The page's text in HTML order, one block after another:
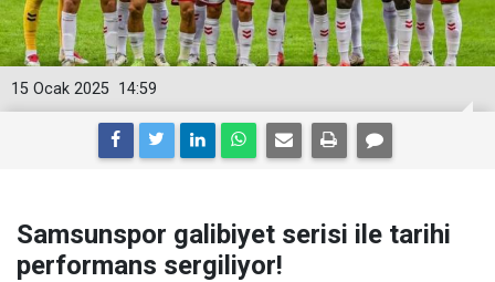
14:59
15 Ocak 2025
Samsunspor galibiyet serisi ile tarihi
performans sergiliyor!